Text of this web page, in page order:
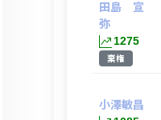
田島 宣
弥
1275
棄権
小澤敏昌